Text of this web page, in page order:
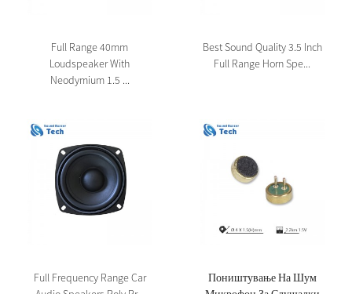
Full Range 40mm
Loudspeaker With
Neodymium 1.5 ...
Best Sound Quality 3.5 Inch
Full Range Horn Spe...
Full Frequency Range Car
Поништување На Шум